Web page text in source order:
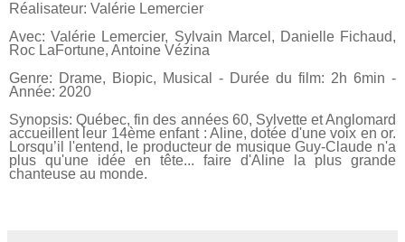
Réalisateur: Valérie Lemercier
Avec: Valérie Lemercier, Sylvain Marcel, Danielle Fichaud,
Roc LaFortune, Antoine Vézina
Genre: Drame, Biopic, Musical - Durée du film: 2h 6min -
Année: 2020
Synopsis: Québec, fin des années 60, Sylvette et Anglomard
accueillent leur 14ème enfant : Aline, dotée d'une voix en or.
Lorsqu’il l'entend, le producteurde musique Guy-Claude n'a
plus qu'une idée en tête... faire d'Aline la plus grande
chanteuse au monde.